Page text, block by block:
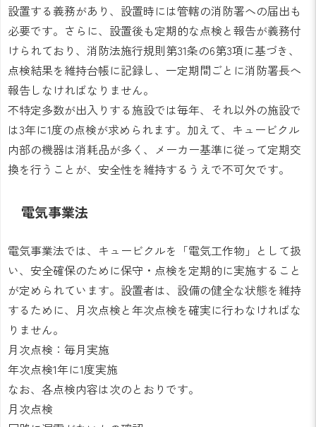
設置する義務があり、設置時には管轄の消防署への届出も
必要です。さらに、設置後も定期的な点検と報告が義務付
けられており、消防法施行規則第31条の6第3項に基づき、
点検結果を維持台帳に記録し、一定期間ごとに消防署長へ
報告しなければなりません。
不特定多数が出入りする施設では毎年、それ以外の施設で
は3年に1度の点検が求められます。加えて、キュービクル
内部の機器は消耗品が多く、メーカー基準に従って定期交
換を行うことが、安全性を維持するうえで不可欠です。
電気事業法
電気事業法では、キュービクルを「電気工作物」として扱
い、安全確保のために保守・点検を定期的に実施すること
が定められています。設置者は、設備の健全な状態を維持
するために、月次点検と年次点検を確実に行わなければな
りません。
月次点検：毎月実施
年次点検1年に1度実施
なお、各点検内容は次のとおりです。
月次点検